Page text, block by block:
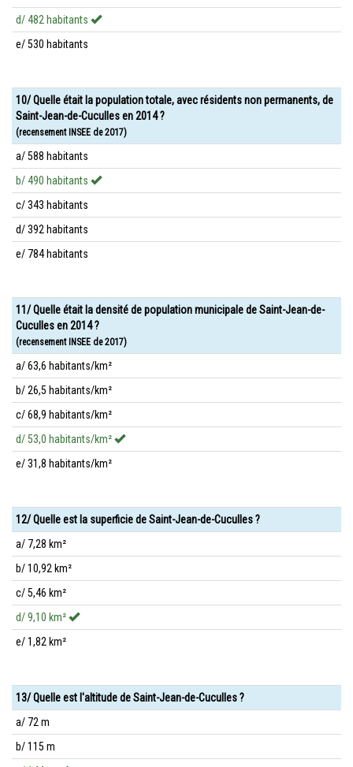
d/ 482 habitants
e/ 530 habitants
10/ Quelle était la population totale, avec résidents non permanents, de
Saint-Jean-de-Cuculles en 2014 ?
(recensement INSEE de 2017)
a/ 588 habitants
b/ 490 habitants
c/ 343 habitants
d/ 392 habitants
e/ 784 habitants
11/ Quelle était la densité de population municipale de Saint-Jean-de-
Cuculles en 2014 ?
(recensement INSEE de 2017)
a/ 63,6 habitants/km²
b/ 26,5 habitants/km²
c/ 68,9 habitants/km²
d/ 53,0 habitants/km²
e/ 31,8 habitants/km²
12/ Quelle est la superficie de Saint-Jean-de-Cuculles ?
a/ 7,28 km²
b/ 10,92 km²
c/ 5,46 km²
d/ 9,10 km²
e/ 1,82 km²
13/ Quelle est l'altitude de Saint-Jean-de-Cuculles ?
a/ 72 m
b/ 115 m